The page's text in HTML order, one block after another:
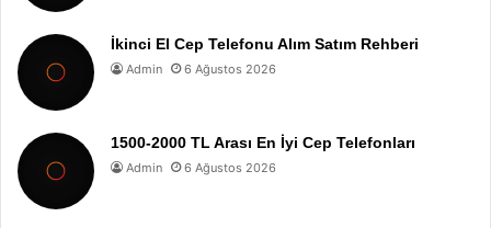
İkinci El Cep Telefonu Alım Satım Rehberi
Admin 6 Ağustos 2026
1500-2000 TL Arası En İyi Cep Telefonları
Admin 6 Ağustos 2026